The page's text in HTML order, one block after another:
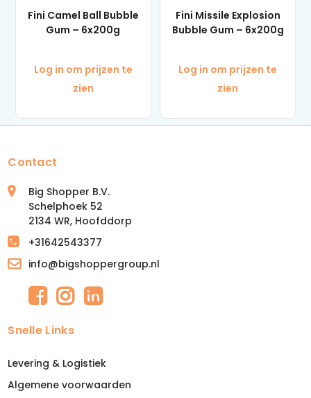
Fini Camel Ball Bubble
Gum – 6x200g
Log in om prijzen te
zien
Fini Missile Explosion
Bubble Gum – 6x200g
Log in om prijzen te
zien
Contact
Big Shopper B.V.
Schelphoek 52
2134 WR, Hoofddorp
+31642543377
info@bigshoppergroup.nl
Snelle Links
Levering & Logistiek
Algemene voorwaarden